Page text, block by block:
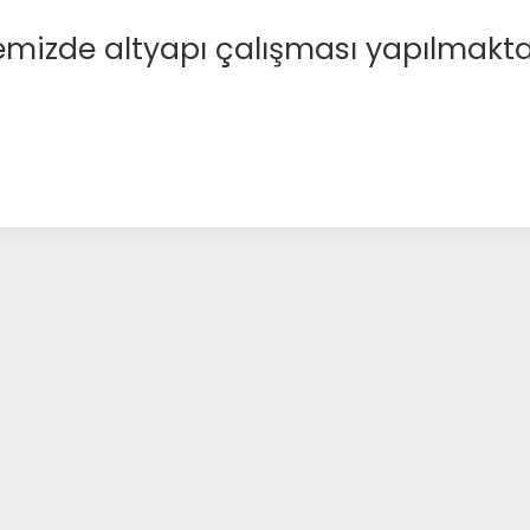
altyapı çalışması